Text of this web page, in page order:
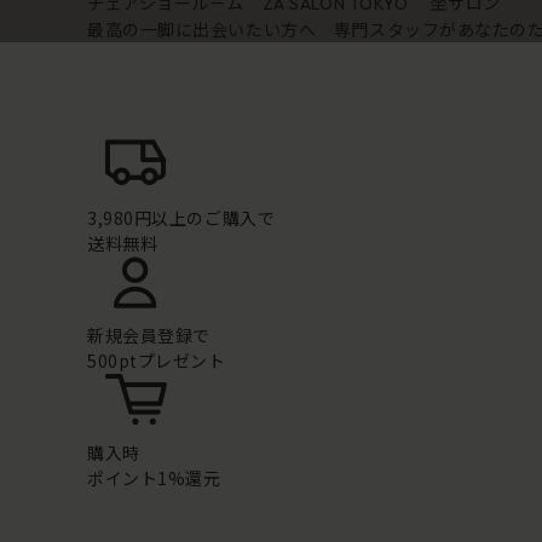
最高の一脚に出会いたい方へ 専門スタッフがあなたの
3,980円以上のご購入で
送料無料
新規会員登録で
500ptプレゼント
購入時
ポイント1%還元